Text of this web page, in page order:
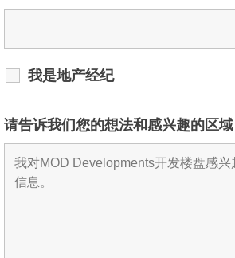
我是地产经纪
请告诉我们您的想法和感兴趣的区域